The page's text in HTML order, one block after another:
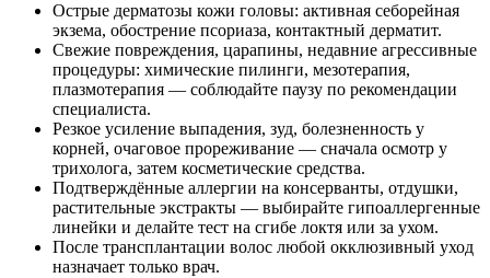
Острые дерматозы кожи головы: активная себорейная
экзема, обострение псориаза, контактный дерматит.
Свежие повреждения, царапины, недавние агрессивные
процедуры: химические пилинги, мезотерапия,
плазмотерапия — соблюдайте паузу по рекомендации
специалиста.
Резкое усиление выпадения, зуд, болезненность у
корней, очаговое прореживание — сначала осмотр у
трихолога, затем косметические средства.
Подтверждённые аллергии на консерванты, отдушки,
растительные экстракты — выбирайте гипоаллергенные
линейки и делайте тест на сгибе локтя или за ухом.
После трансплантации волос любой окклюзивный уход
назначает только врач.